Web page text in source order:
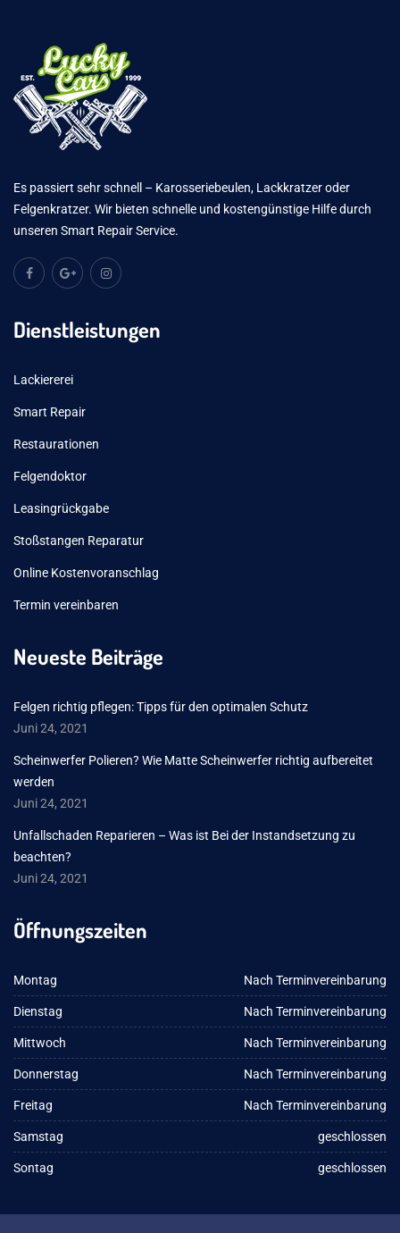
Es passiert sehr schnell – Karosseriebeulen, Lackkratzer oder
Felgenkratzer. Wir bieten schnelle und kostengünstige Hilfe durch
unseren Smart Repair Service.
Dienstleistungen
Lackiererei
Smart Repair
Restaurationen
Felgendoktor
Leasingrückgabe
Stoßstangen Reparatur
Online Kostenvoranschlag
Termin vereinbaren
Neueste Beiträge
Felgen richtig pflegen: Tipps für den optimalen Schutz
Juni 24, 2021
Scheinwerfer Polieren? Wie Matte Scheinwerfer richtig aufbereitet
werden
Juni 24, 2021
Unfallschaden Reparieren – Was ist Bei der Instandsetzung zu
beachten?
Juni 24, 2021
Öffnungszeiten
Montag Nach Terminvereinbarung
Dienstag Nach Terminvereinbarung
Mittwoch Nach Terminvereinbarung
Donnerstag Nach Terminvereinbarung
Freitag Nach Terminvereinbarung
Samstag geschlossen
Sontag geschlossen